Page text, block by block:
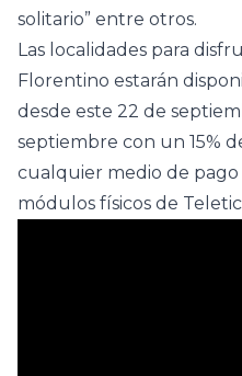
solitario” entre otros.
Las localidades para
Florentino estarán
desde este 22 de
septiembre con un 15%
cualquier medio de
módulos físicos de